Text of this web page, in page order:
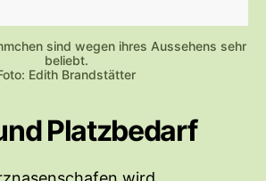
sind wegen ihres Aussehens sehr
beliebt.
Edith Brandstätter
Platzbedarf